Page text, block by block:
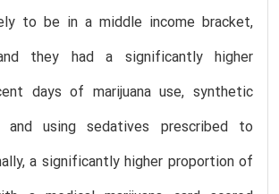
to be in a middle income bracket,
they had a significantly higher
days of marijuana use, synthetic
and using sedatives prescribed to
a significantly higher proportion of